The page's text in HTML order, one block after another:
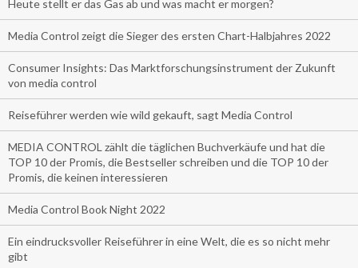
Heute stellt er das Gas ab und was macht er morgen?
Media Control zeigt die Sieger des ersten Chart-Halbjahres 2022
Consumer Insights: Das Marktforschungsinstrument der Zukunft
von media control
Reiseführer werden wie wild gekauft, sagt Media Control
MEDIA CONTROL zählt die täglichen Buchverkäufe und hat die
TOP 10 der Promis, die Bestseller schreiben und die TOP 10 der
Promis, die keinen interessieren
Media Control Book Night 2022
Ein eindrucksvoller Reiseführer in eine Welt, die es so nicht mehr
gibt